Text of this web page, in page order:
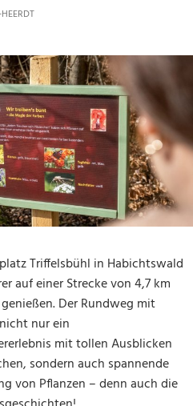
Triffelsbühl in Habichtswald
auf einer Strecke von 4,7 km
Der Rundweg mit
nur ein
mit tollen Ausblicken
sondern auch spannende
von Pflanzen – denn auch die